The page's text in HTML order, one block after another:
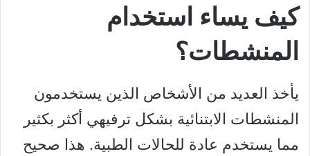
كيف يساء استخدام
المنشطات؟
يأخذ العديد من الأشخاص الذين يستخدمون
المنشطات الابتنائية بشكل ترفيهي أكثر بكثير
مما يستخدم عادة للحالات الطبية. هذا صحيح